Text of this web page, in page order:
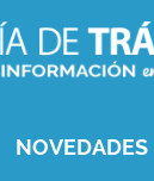
NOVEDADES